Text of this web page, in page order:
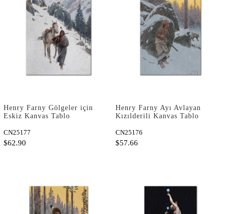
Henry Farny Gölgeler için
Eskiz Kanvas Tablo
CN25177
$62.90
Henry Farny Ayı Avlayan
Kızılderili Kanvas Tablo
CN25176
$57.66